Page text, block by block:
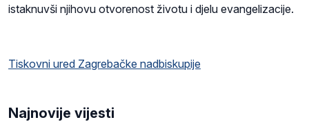
istaknuvši njihovu otvorenost životu i djelu evangelizacije.
Tiskovni ured Zagrebačke nadbiskupije
Najnovije vijesti